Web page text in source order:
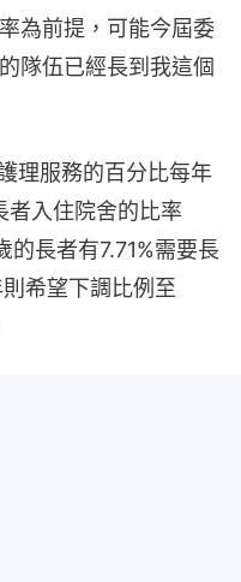
為前提，可能今屆委
隊伍已經長到我這個
理服務的百分比每年
者入住院舍的比率
長者有7.71%需要長
希望下調比例至